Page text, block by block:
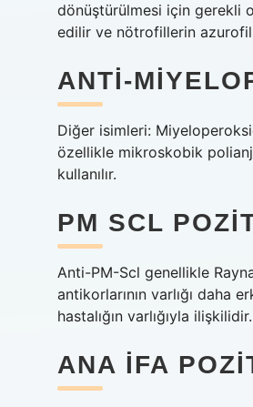
dönüştürülmesi için gerekli
edilir ve nötrofillerin
ANTI-
Diğer isimleri:
özellikle mikroskobik
kullanılır.
PM SCL
Anti-PM-Scl genellikle
antikorlarının varlığı daha
hastalığın varlığıyla ilişkilidir.
ANA IFA